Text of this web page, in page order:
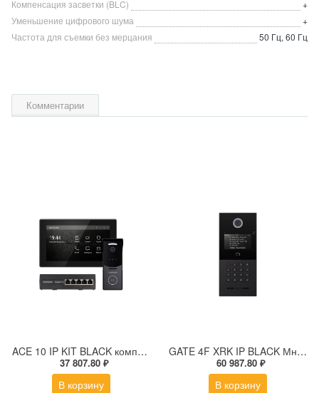
Компенсация засветки (BLC)
+
Уменьшение цифрового шума
+
Частота для съемки без мерцания
50 Гц, 60 Гц
Комментарии
ACE 10 IP KIT BLACK комплект из IP-видеодомофона, IP-вызывной панели и PoE-коммутатора
37 807.80 ₽
В корзину
GATE 4F XRK IP BLACK Многоабонентская IP вызывная панель с дисплеем и СКУД
60 987.80 ₽
В корзину